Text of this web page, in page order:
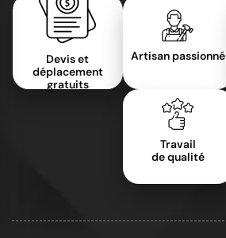
Devis et
déplacement
gratuits
Artisan passionné
Travail
de qualité